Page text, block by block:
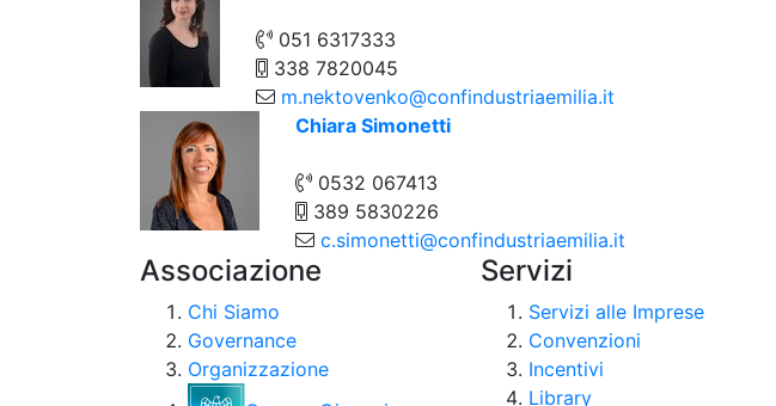
051 6317333
338 7820045
m.nektovenko@confindustriaemilia.it
Chiara Simonetti
0532 067413
389 5830226
c.simonetti@confindustriaemilia.it
Associazione
Chi Siamo
Governance
Organizzazione
Servizi
Servizi alle Imprese
Convenzioni
Incentivi
Library